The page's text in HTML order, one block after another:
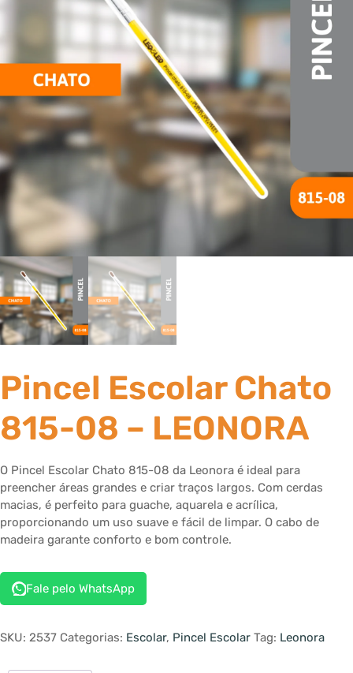
Pincel Escolar Chato
815-08 – LEONORA
O Pincel Escolar Chato 815-08 da Leonora é ideal para
preencher áreas grandes e criar traços largos. Com cerdas
macias, é perfeito para guache, aquarela e acrílica,
proporcionando um uso suave e fácil de limpar. O cabo de
madeira garante conforto e bom controle.
Fale pelo WhatsApp
SKU: 2537 Categorias: Escolar, Pincel Escolar Tag: Leonora